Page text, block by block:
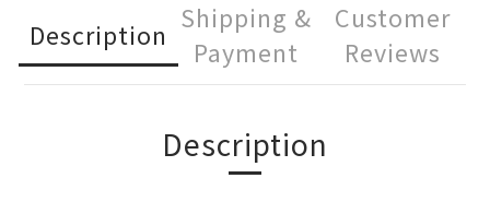
Description
Shipping &
Payment
Customer
Reviews
Description